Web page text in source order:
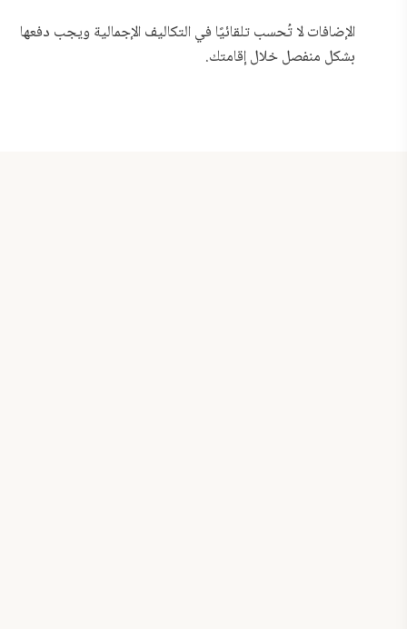
الإضافات لا تُحسب تلقائيًا في التكاليف الإجمالية ويجب دفعها
بشكل منفصل خلال إقامتك.